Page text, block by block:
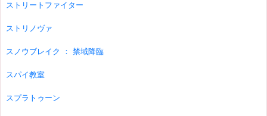
ストリートファイター
ストリノヴァ
スノウブレイク ： 禁域降臨
スパイ教室
スプラトゥーン